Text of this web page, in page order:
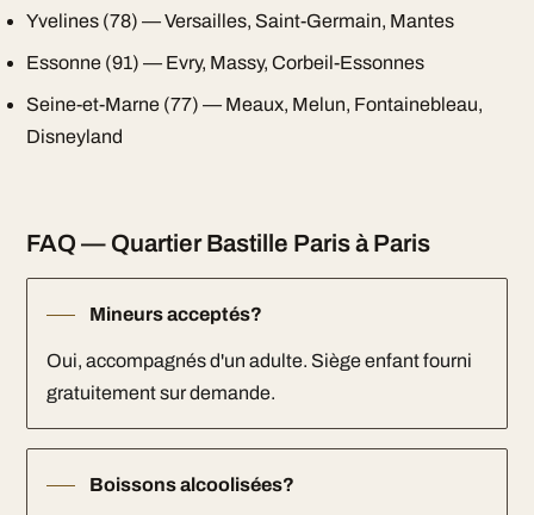
Yvelines (78) — Versailles, Saint-Germain, Mantes
Essonne (91) — Evry, Massy, Corbeil-Essonnes
Seine-et-Marne (77) — Meaux, Melun, Fontainebleau,
Disneyland
FAQ — Quartier Bastille Paris à Paris
Mineurs acceptés?
Oui, accompagnés d'un adulte. Siège enfant fourni
gratuitement sur demande.
Boissons alcoolisées?